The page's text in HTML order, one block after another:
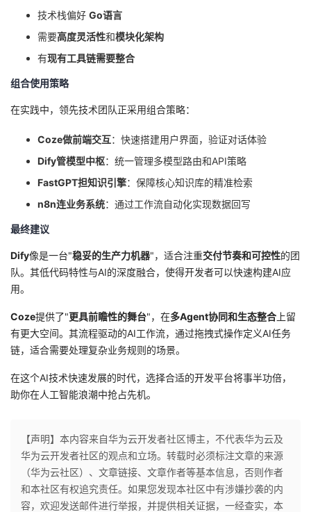
技术栈偏好 Go语言
需要高度灵活性和模块化架构
有现有工具链需要整合
组合使用策略
在实践中，领先技术团队正采用组合策略：
Coze做前端交互：快速搭建用户界面，验证对话体验
Dify管模型中枢：统一管理多模型路由和API策略
FastGPT担知识引擎：保障核心知识库的精准检索
n8n连业务系统：通过工作流自动化实现数据回写
最终建议
Dify像是一台"稳妥的生产力机器"，适合注重交付节奏和可控性的团
队。其低代码特性与AI的深度融合，使得开发者可以快速构建AI应
用。
Coze提供了"更具前瞻性的舞台"，在多Agent协同和生态整合 上留
有更大空间。其流程驱动的AI工作流，通过拖拽式操作定义AI任务
链，适合需要处理复杂业务规则的场景。
在这个AI技术快速发展的时代，选择合适的开发平台将事半功倍，
助你在人工智能浪潮中抢占先机。
【声明】本内容来自华为云开发者社区博主，不代表华为云及
华为云开发者社区的观点和立场。转载时必须标注文章的来源
（华为云社区）、文章链接、文章作者等基本信息，否则作者
和本社区有权追究责任。如果您发现本社区中有涉嫌抄袭的内
容，欢迎发送邮件进行举报，并提供相关证据，一经查实，本